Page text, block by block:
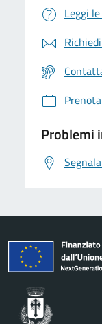
Leggi
Problemi